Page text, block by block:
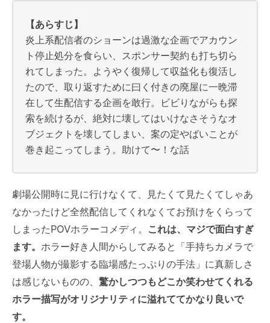
【あらすじ】
炎上系配信者のショーンは過激な企画でアカウン
ト停止処分を食らい、スポンサー契約も打ち切ら
れてしまった。ようやく復帰して収益化も復活し
たので、取り返すために曰く付きの廃屋に一晩滞
在して生配信する企画を敢行。ビビりながらも探
索を続けるが、絶対に壊してはいけなさそうなオ
ブジェクトを壊してしまい、案の定やばいことが
巻き起こってしまう。助けて〜！な話
劇場公開時に見に行けなくて、見たくて見たくてしゃあ
なかったけど全然配信してくれなくてお預けをくらって
しまったPOVホラーコメディ。 これは、マジで面白すぎ
ます。 ホラー好き人間からしてみると「手持ちカメラで
登場人物が撮影する臨場感たっぷりの手法」に真新しさ
は感じないものの、 驚かしつつもどこか笑わせてくれる
ホラー描写がオリジナリティに溢れててかなり良いで
す。